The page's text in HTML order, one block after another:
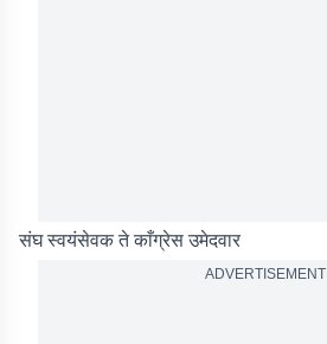
संघ स्वयंसेवक ते काँग्रेस उमेदवार
ADVERTISEMENT